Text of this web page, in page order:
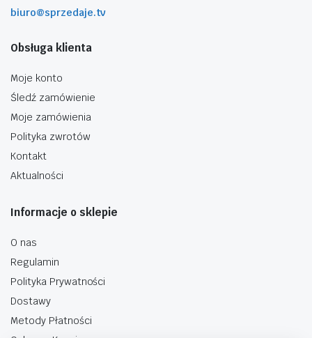
biuro@sprzedaje.tv
Obsługa klienta
Moje konto
Śledź zamówienie
Moje zamówienia
Polityka zwrotów
Kontakt
Aktualności
Informacje o sklepie
O nas
Regulamin
Polityka Prywatności
Dostawy
Metody Płatności